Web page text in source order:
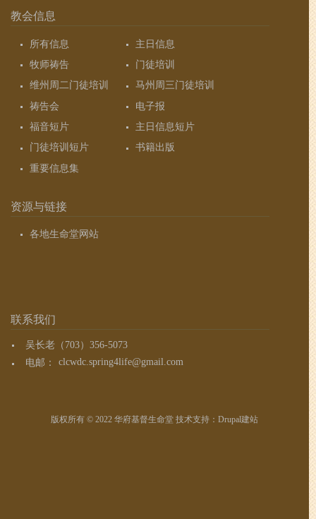
教会信息
所有信息
主日信息
牧师祷告
门徒培训
维州周二门徒培训
马州周三门徒培训
祷告会
电子报
福音短片
主日信息短片
门徒培训短片
书籍出版
重要信息集
资源与链接
各地生命堂网站
联系我们
吴长老（703）356-5073
电邮：
clcwdc.spring4life@gmail.com
版权所有 © 2022 华府基督生命堂 技术支持： Drupal建站